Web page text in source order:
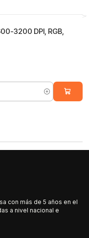
3200 DPI, RGB,
con más de 5 años en el
a nivel nacional e